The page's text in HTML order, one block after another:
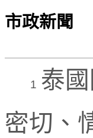
市政新聞
1 泰
密切、